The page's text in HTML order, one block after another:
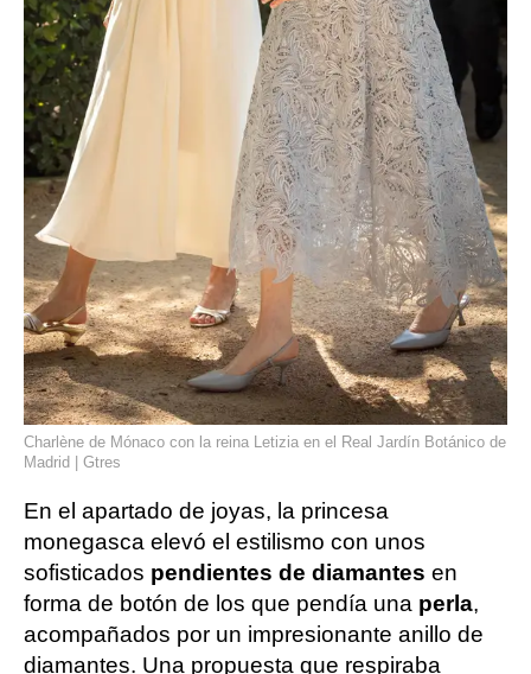
Charlène de Mónaco con la reina Letizia en el Real Jardín Botánico de
Madrid | Gtres
En el apartado de joyas, la princesa
monegasca elevó el estilismo con unos
sofisticados pendientes de diamantes en
forma de botón de los que pendía una perla,
acompañados por un impresionante anillo de
diamantes. Una propuesta que respiraba